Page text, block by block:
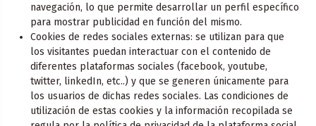
navegación, lo que permite desarrollar un perfil específico
para mostrar publicidad en función del mismo.
Cookies de redes sociales externas: se utilizan para que
los visitantes puedan interactuar con el contenido de
diferentes plataformas sociales (facebook, youtube,
twitter, linkedIn, etc..) y que se generen únicamente para
los usuarios de dichas redes sociales. Las condiciones de
utilización de estas cookies y la información recopilada se